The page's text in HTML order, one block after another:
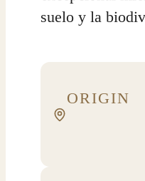
suelo y la
ORIGIN